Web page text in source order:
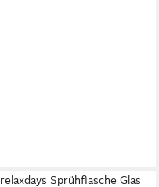
relaxdays Sprühflasche Glas